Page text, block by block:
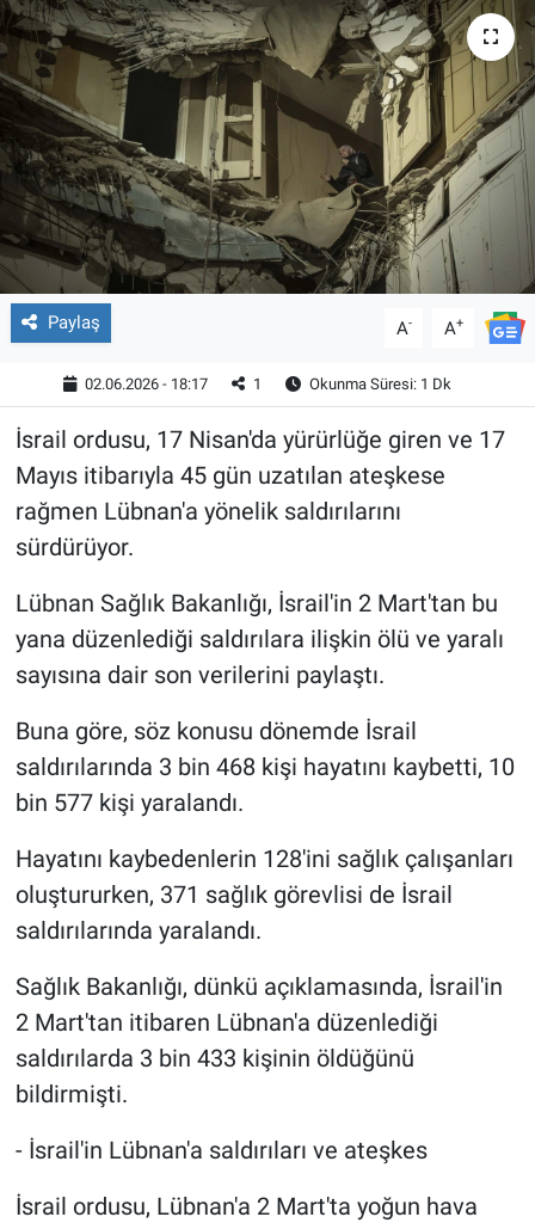
Paylaş A- A+
02.06.2026 - 18:17 1 Okunma Süresi: 1 Dk
İsrail ordusu, 17 Nisan'da yürürlüğe giren ve 17
Mayıs itibarıyla 45 gün uzatılan ateşkese
rağmen Lübnan'a yönelik saldırılarını
sürdürüyor.
Lübnan Sağlık Bakanlığı, İsrail'in 2 Mart'tan bu
yana düzenlediği saldırılara ilişkin ölü ve yaralı
sayısına dair son verilerini paylaştı.
Buna göre, söz konusu dönemde İsrail
saldırılarında 3 bin 468 kişi hayatını kaybetti, 10
bin 577 kişi yaralandı.
Hayatını kaybedenlerin 128'ini sağlık çalışanları
oluştururken, 371 sağlık görevlisi de İsrail
saldırılarında yaralandı.
Sağlık Bakanlığı, dünkü açıklamasında, İsrail'in
2 Mart'tan itibaren Lübnan'a düzenlediği
saldırılarda 3 bin 433 kişinin öldüğünü
bildirmişti.
- İsrail'in Lübnan'a saldırıları ve ateşkes
İsrail ordusu, Lübnan'a 2 Mart'ta yoğun hava